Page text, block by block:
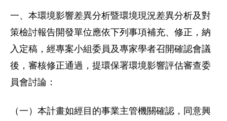
一、本環境影響差異分析暨環境現況差異分析及對
策檢討報告開發單位應依下列事項補充、修正，納
入定稿，經專案小組委員及專家學者召開確認會議
後，審核修正通過，提環保署環境影響評估審查委
員會討論：
（一）本計畫如經目的事業主管機關確認，同意興